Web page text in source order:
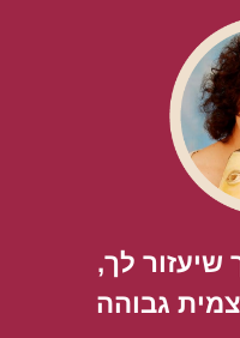
ואת הפרפקציוניזם?
שיעזור לך,
גבוהה​